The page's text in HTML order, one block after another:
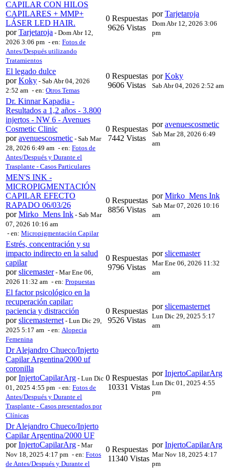
CAPILAR CON HILOS
CAPILARES + MMP+
LÁSER LED HAIR.
porTarjetaroja - Dom Abr 12,
2026 3:06 pm - en: Fotos de
Antes/Después utilizando
Tratamientos
0 Respuestas
9626 Vistas
porTarjetaroja
Dom Abr 12, 2026 3:06
pm
El legado dulce
porKoky - Sab Abr 04, 2026
2:52 am - en: Otros Temas
0 Respuestas
9606 Vistas
porKoky
Sab Abr 04, 2026 2:52 am
Dr. Kinnar Kapadia -
Resultados a 1,2 años - 3.800
injertos - NW 6 - Avenues
Cosmetic Clinic
poravenuescosmetic - Sab Mar
28, 2026 6:49 am - en: Fotos de
Antes/Después y Durante el
Trasplante - Casos Particulares
0 Respuestas
7442 Vistas
poravenuescosmetic
Sab Mar 28, 2026 6:49
am
MEN'S INK -
MICROPIGMENTACIÓN
CAPILAR EFECTO
RAPADO 06/03/26
porMirko_Mens Ink - Sab Mar
07, 2026 10:16 am
- en: Micropigmentación Capilar
0 Respuestas
8856 Vistas
porMirko_Mens Ink
Sab Mar 07, 2026 10:16
am
Estrés, concentración y su
impacto indirecto en la salud
capilar
porslicemaster- Mar Ene 06,
2026 11:32 am - en: Propuestas
0 Respuestas
9796 Vistas
porslicemaster
Mar Ene 06, 2026 11:32
am
El factor psicológico en la
recuperación capilar:
paciencia y distracción
porslicemasternet - Lun Dic 29,
2025 5:17 am - en: Alopecia
Femenina
0 Respuestas
9526 Vistas
porslicemasternet
Lun Dic 29, 2025 5:17
am
Dr Alejandro Chueco/Injerto
Capilar Argentina/2000 uf
coronilla
porInjertoCapilarArg - Lun Dic
01, 2025 4:55 pm - en: Fotos de
Antes/Después y Durante el
Trasplante - Casos presentados por
Clínicas
0 Respuestas
10331 Vistas
porInjertoCapilarArg
Lun Dic 01, 2025 4:55
pm
Dr Alejandro Chueco/Injerto
Capilar Argentina/2000 UF
porInjertoCapilarArg - Mar
Nov 18, 2025 4:17 pm - en: Fotos
de Antes/Después y Durante el
0 Respuestas
11340 Vistas
porInjertoCapilarArg
Mar Nov 18, 2025 4:17
pm